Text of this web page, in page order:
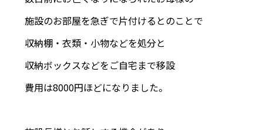
施設のお部屋を急ぎで片付けるとのことで
収納棚・衣類・小物などを処分と
収納ボックスなどをご自宅まで移設
費用は8000円ほどになりました。